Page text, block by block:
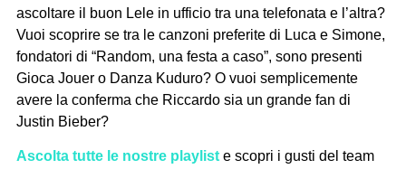
ascoltare il buon Lele in ufficio tra una telefonata e l’altra?
Vuoi scoprire se tra le canzoni preferite di Luca e Simone,
fondatori di “Random, una festa a caso”, sono presenti
Gioca Jouer o Danza Kuduro? O vuoi semplicemente
avere la conferma che Riccardo sia un grande fan di
Justin Bieber?
Ascolta tutte le nostre playliste scopri i gusti del team